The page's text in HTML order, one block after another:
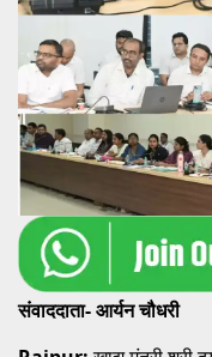
संवाददाता- आर्यन चौधरी